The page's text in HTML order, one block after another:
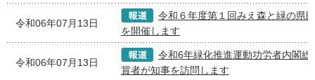
令和06年07月13日
令和６年度第１回みえ森と緑の県
を開催します
令和06年07月13日
令和6年緑化推進運動功労者内閣総
賞者が知事を訪問します